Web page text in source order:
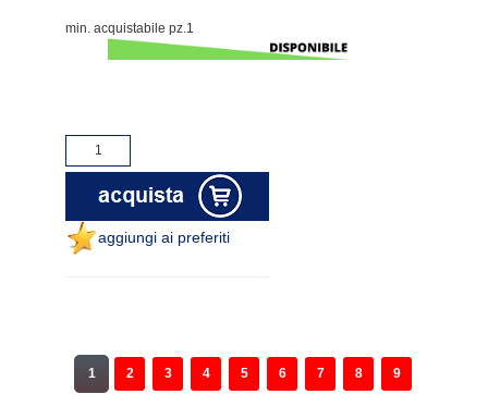
min. acquistabile pz.1
aggiungi ai preferiti
1 2 3 4 5 6 7 8 9